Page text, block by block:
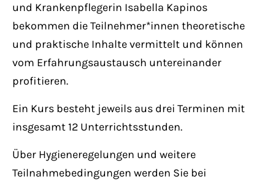
Lorem ipsum dolor sit amet, consectetuer
adipiscing elit.
Aenean commodo ligula eget dolor. Aenean
massa. Cum sociis natoque penatibus et
ridiculus mus. Donec quam felis, ultricies
nec.
und Krankenpflegerin Isabella Kapinos
bekommen die Teilnehmer*innen theoretische
und praktische Inhalte vermittelt und können
vom Erfahrungsaustausch untereinander
profitieren.
Ein Kurs besteht jeweils aus drei Terminen mit
insgesamt 12 Unterrichtsstunden.
Über Hygieneregelungen und weitere
Teilnahmebedingungen werden Sie bei